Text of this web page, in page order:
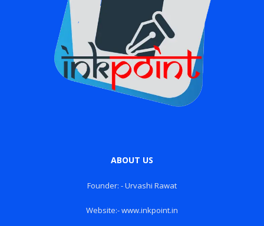
ABOUT US
Founder: - Urvashi Rawat
Website:- www.inkpoint.in